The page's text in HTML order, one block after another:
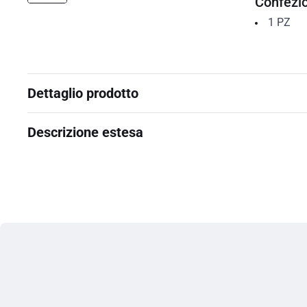
1 PZ
Dettaglio prodotto
Descrizione estesa